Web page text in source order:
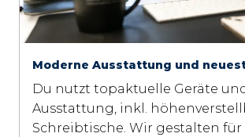
Moderne Ausstattung und
Du nutzt topaktuelle Geräte
Ausstattung, inkl.
Schreibtische. Wir gestalten